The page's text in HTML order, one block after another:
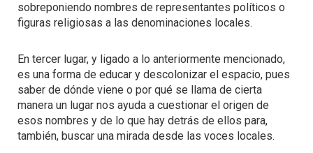
sobreponiendo nombres de representantes políticos o
figuras religiosas a las denominaciones locales.
En tercer lugar, y ligado a lo anteriormente mencionado,
es una forma de educar y descolonizar el espacio, pues
saber de dónde viene o por qué se llama de cierta
manera un lugar nos ayuda a cuestionar el origen de
esos nombres y de lo que hay detrás de ellos para,
también, buscar una mirada desde las voces locales.